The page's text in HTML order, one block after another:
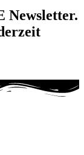
Newsletter.